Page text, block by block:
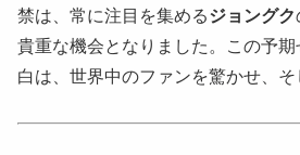
禁は、常に注目を集めるジョングク
貴重な機会となりました。この予
白は、世界中のファンを驚かせ、そ